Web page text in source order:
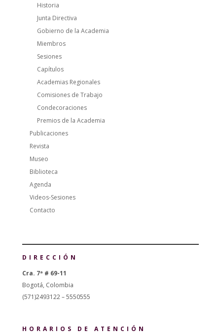
Historia
Junta Directiva
Gobierno de la Academia
Miembros
Sesiones
Capítulos
Academias Regionales
Comisiones de Trabajo
Condecoraciones
Premios de la Academia
Publicaciones
Revista
Museo
Biblioteca
Agenda
Videos-Sesiones
Contacto
DIRECCIÓN
Cra. 7ª # 69-11
Bogotá, Colombia
(571)2493122 – 5550555
HORARIOS DE ATENCIÓN